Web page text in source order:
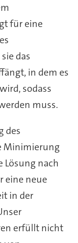
für eine
das
in dem es
sodass
muss.
des
Minimierung
Lösung nach
eine neue
in der
erfüllt nicht